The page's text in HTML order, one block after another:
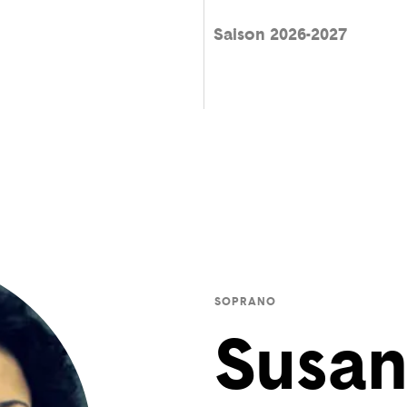
Saison 2026-2027
SOPRANO